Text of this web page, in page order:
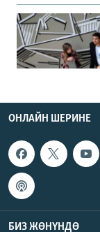
ОНЛАЙН ШЕРИНЕ
БИЗ ЖӨНҮНДӨ